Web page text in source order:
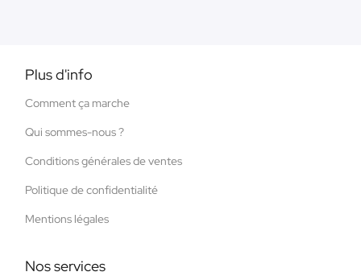
Plus d'info
Comment ça marche
Qui sommes-nous ?
Conditions générales de ventes
Politique de confidentialité
Mentions légales
Nos services